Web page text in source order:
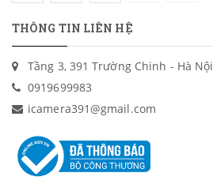
THÔNG TIN LIÊN HỆ
Tầng 3, 391 Trường Chinh - Hà Nội
0919699983
icamera391@gmail.com